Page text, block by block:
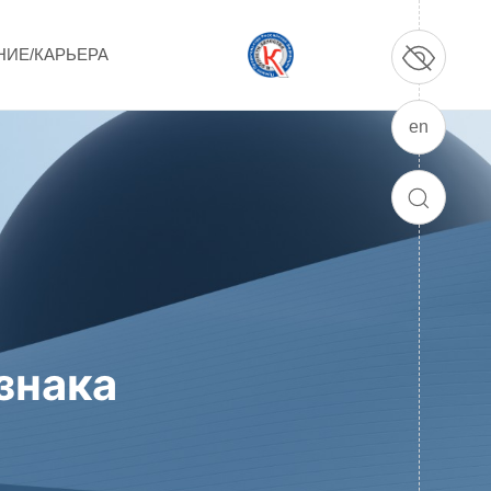
КАРЬЕРА
ПРОДУКЦИЯ И УСЛУГИ
ДПО и ПО (Дополнительное
профессиональное образование и
профессиональное обучение)
Лазерные технологии
Каталог гражданской продукции
Технологии водородной энергетики
en